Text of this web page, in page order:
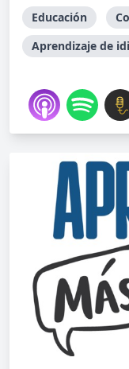
Educación
Aprendizaje de